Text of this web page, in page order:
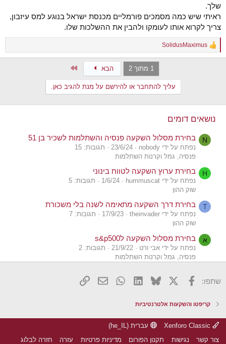
שלך.
ראיתי שיש כמה מסמכים פורמליים מכנסת ישראל בנוגע למס עיזבון,
צריך לקרוא אותו לעומקו ולהבין את ההשלכות שלו.
R
e
n
SolidusMaximus
1 מתוך 2 הבא
עליך להתחבר או להירשם על מנת להגיב כאן.
נושאים דומים
N בחירת מסלול השקעה פנסיה והשתלמות לשכיר בן 51
נפתח על ידי nobody 23/6/24
תגובות: 15
פנסיה, גמל וקרנות השתלמות
H בחירת ערוץ השקעה לטווח בינוני
נפתח על ידי hummuscat 1/6/24
תגובות: 5
שוק ההון
T בחירת דרך השקעה מתאימה לשנה בלי משכורת
נפתח על ידי theinvader 17/9/23
תגובות: 7
שוק ההון
א בחירת מסלול השקעה לs&p500
נפתח על ידי אבי ורט 21/9/22
תגובות: 2
פנסיה, גמל וקרנות השתלמות
נפתח על ידי הסולד 10/2/19
תגובות: 27
א בחירת אפיק השקעה
שוק ההון
J בחירת תיק השקעה לכניסה לשוק
שתפו: פייסבוק
X
Bluesky
LinkedIn
WhatsApp
דואר אלקטרוני
הוסף קישור
קריפטו והשקעות אלטרנטיביות
עברית (he_IL)
צור קשר
נגישות תקנון הפורום מדיניות פרטיות עזרה חזרה לבלוג